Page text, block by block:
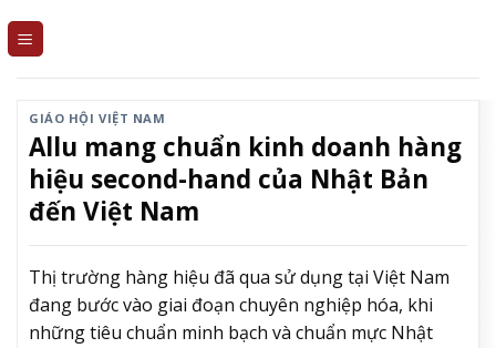
GIÁO HỘI VIỆT NAM
Allu mang chuẩn kinh doanh hàng
hiệu second-hand của Nhật Bản
đến Việt Nam
Thị trường hàng hiệu đã qua sử dụng tại Việt Nam
đang bước vào giai đoạn chuyên nghiệp hóa, khi
những tiêu chuẩn minh bạch và chuẩn mực Nhật